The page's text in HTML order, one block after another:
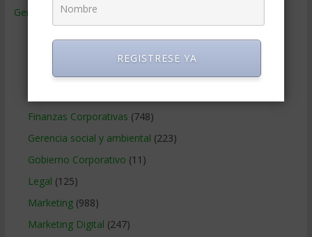
Gerencia
(9.477)
Educacion Gerencial(454)
Finanzas Corporativas (748)
Gerencia social y ambiental (223)
Gobierno Corporativo (11)
Legal (125)
Marketing(988)
Marketing Digital (247)
REGISTRESE YA